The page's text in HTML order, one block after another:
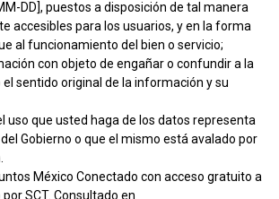
DD], puestos a disposición de tal manera
accesibles para los usuarios, y en la forma
al funcionamiento del bien o servicio;
con objeto de engañar o confundir a la
sentido original de la información y su
uso que usted haga de los datos representa
Gobierno o que el mismo está avalado por
México Conectado con acceso gratuito a
SCT. Consultado en